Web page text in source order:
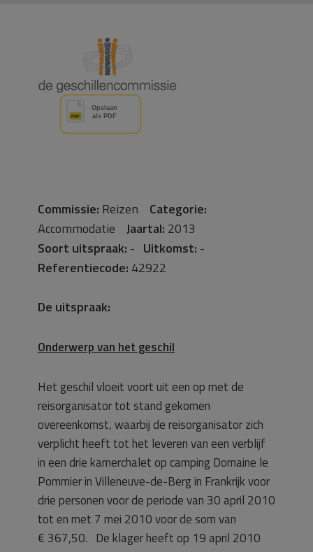
Commissie: Reizen Categorie:
Accommodatie Jaartal: 2013
Soort uitspraak: - Uitkomst: -
Referentiecode: 42922
De uitspraak:
Onderwerp van het geschil
Het geschil vloeit voort uit een op met de
reisorganisator tot stand gekomen
overeenkomst, waarbij de reisorganisator zich
verplicht heeft tot het leveren van een verblijf
in een drie kamerchalet op camping Domaine le
Pommier in Villeneuve-de-Berg in Frankrijk voor
drie personen voor de periode van 30 april 2010
tot en met 7 mei 2010 voor de som van
€ 367,50. De klager heeft op 19 april 2010